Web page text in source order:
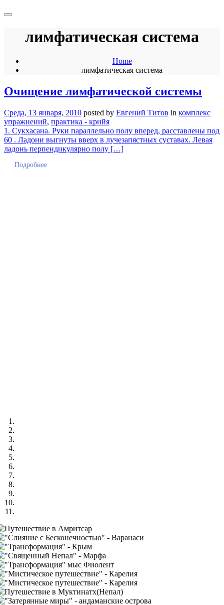
лимфатическая система
Home
лимфатическая система
Очищение лимфатической системы
Среда, 13 января, 2010 posted by Евгений Титов in комплекс
упражнений, практика - крийя
1. Сукхасана. Руки параллельно полу вперед, расставлены под
60 . Ладони выгнуты вверх в лучезапястных суставах. Левая
ладонь перпендикулярно полу […]
Подробнее